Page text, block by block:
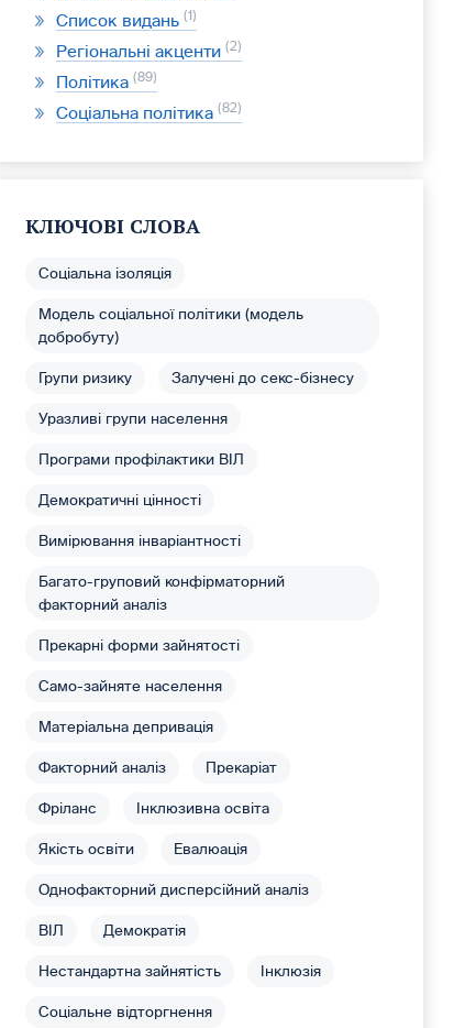
Список видань 1
Регіональні акценти 2
Політика 89
Соціальна політика 82
КЛЮЧОВІ СЛОВА
Соціальна ізоляція
Модель соціальної політики (модель
добробуту)
Групи ризику Залучені до секс-бізнесу
Уразливі групи населення
Програми профілактики ВІЛ
Демократичні цінності
Вимірювання інваріантності
Багато-груповий конфірматорний
факторний аналіз
Прекарні форми зайнятості
Само-зайняте населення
Матеріальна депривація
Факторний аналіз Прекаріат
Фріланс Інклюзивна освіта
Якість освіти Евалюація
Однофакторний дисперсійний аналіз
ВІЛ Демократія
Нестандартна зайнятість Інклюзія
Соціальне відторгнення